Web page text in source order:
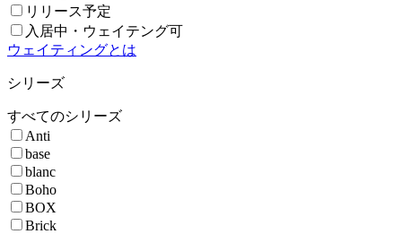
リリース予定
入居中・ウェイテング可
ウェイティングとは
シリーズ
すべてのシリーズ
Anti
base
blanc
Boho
BOX
Brick